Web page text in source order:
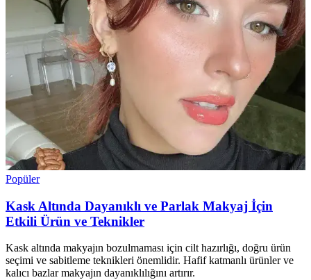
Popüler
Kask Altında Dayanıklı ve Parlak Makyaj İçin
Etkili Ürün ve Teknikler
Kask altında makyajın bozulmaması için cilt hazırlığı, doğru ürün
seçimi ve sabitleme teknikleri önemlidir. Hafif katmanlı ürünler ve
kalıcı bazlar makyajın dayanıklılığını artırır.